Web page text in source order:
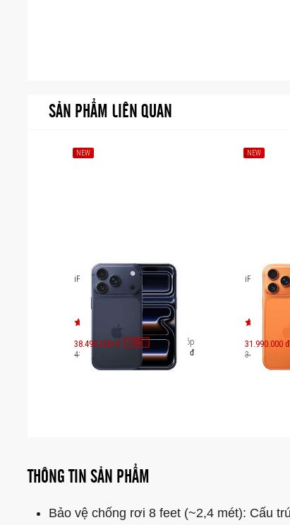
SẢN PHẨM LIÊN QUAN
NEW
iPhone 17 Pro 512GB
38.490.000 đ -7%
-7%
41.490.000 đ
Trả góp
6.640.000 đ
NEW
iPhone 17
31.990.000 đ
34.990.000 đ
THÔNG TIN SẢN PHẨM
Bảo vệ chống rơi 8 feet (~2,4 mét): Cấu